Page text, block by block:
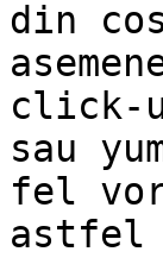
din
click-
sau
fel
astfel